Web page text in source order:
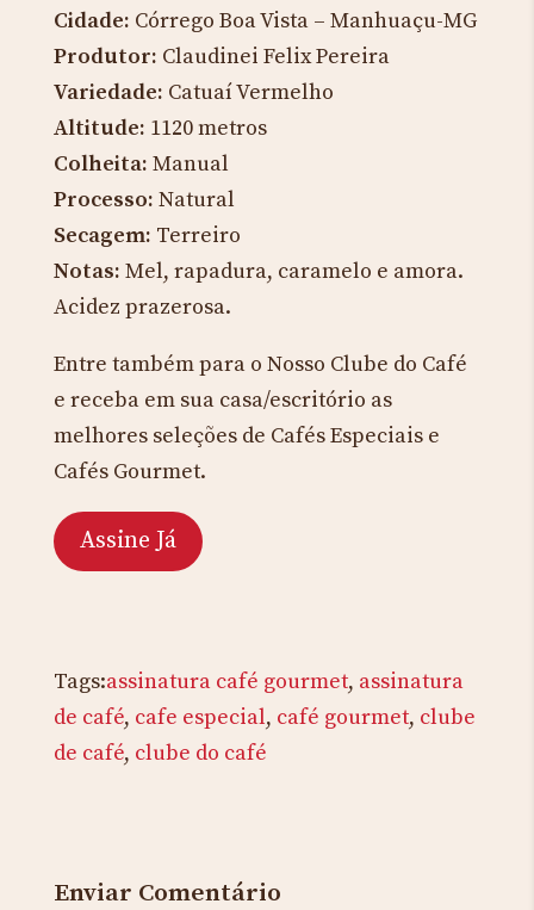
Cidade: Córrego Boa Vista – Manhuaçu-MG
Produtor: Claudinei Felix Pereira
Variedade: Catuaí Vermelho
Altitude: 1120 metros
Colheita: Manual
Processo: Natural
Secagem: Terreiro
Notas: Mel, rapadura, caramelo e amora.
Acidez prazerosa.
Entre também para o Nosso Clube do Café
e receba em sua casa/escritório as
melhores seleções de Cafés Especiais e
Cafés Gourmet.
Assine Já
Tags:assinatura café gourmet, assinatura
de café, cafe especial, café gourmet, clube
de café, clube do café
Enviar Comentário